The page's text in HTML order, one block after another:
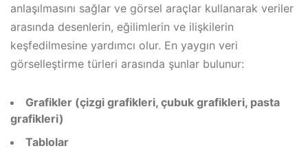
anlaşılmasını sağlar ve görsel araçlar kullanarak veriler
arasında desenlerin, eğilimlerin ve ilişkilerin
keşfedilmesine yardımcı olur. En yaygın veri
görselleştirme türleri arasında şunlar bulunur:
Grafikler (çizgi grafikleri, çubuk grafikleri, pasta
grafikleri)
Tablolar